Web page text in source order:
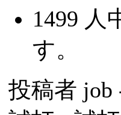
1499 人
す。
投稿者 job